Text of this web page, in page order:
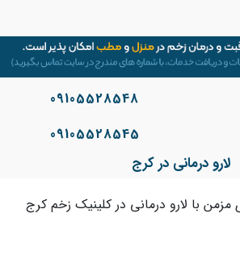
لارو درمانی در کرج
09105528548
09105528545